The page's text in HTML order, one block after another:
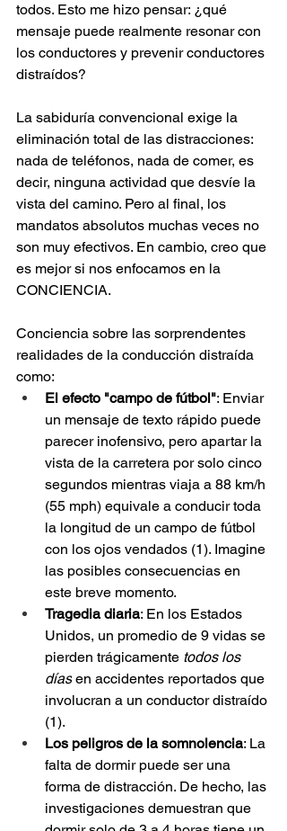
todos. Esto me hizo pensar: ¿qué
mensaje puede realmente resonar con
los conductores y prevenir conductores
distraídos?
La sabiduría convencional exige la
eliminación total de las distracciones:
nada de teléfonos, nada de comer, es
decir, ninguna actividad que desvíe la
vista del camino. Pero al final, los
mandatos absolutos muchas veces no
son muy efectivos. En cambio, creo que
es mejor si nos enfocamos en la
CONCIENCIA.
Conciencia sobre las sorprendentes
realidades de la conducción distraída
como:
El efecto "campo de fútbol": Enviar
un mensaje de texto rápido puede
parecer inofensivo, pero apartar la
vista de la carretera por solo cinco
segundos mientras viaja a 88 km/h
(55 mph) equivale a conducir toda
la longitud de un campo de fútbol
con los ojos vendados (1). Imagine
las posibles consecuencias en
este breve momento.
Tragedia diaria: En los Estados
Unidos, un promedio de 9 vidas se
pierden trágicamente todos los
días en accidentes reportados que
involucran a un conductor distraído
(1).
Los peligros de la somnolencia: La
falta de dormir puede ser una
forma de distracción. De hecho, las
investigaciones demuestran que